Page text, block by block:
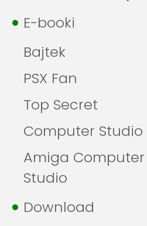
E-booki
Bajtek
PSX Fan
Top Secret
Computer Studio
Amiga Computer
Studio
Download